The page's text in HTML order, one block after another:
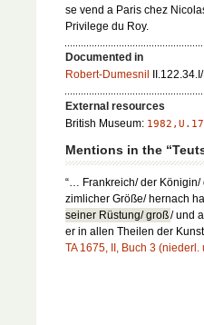
se vend a Paris chez
Privilege du Roy.
Documented in
Robert-Dumesnil
II.122.34.I/III
External resources
British Museum:
Mentions in the
“… Frankreich/ der
zimlicher Größe/ hernach
seiner Rüstung/ groß/ und
er in allen Theilen der
TA 1675, II, Buch 3 (niederl.